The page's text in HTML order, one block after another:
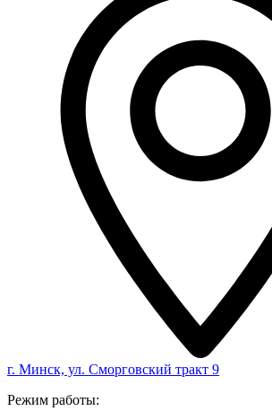
г. Минск, ул. Сморговский тракт 9
Режим работы: